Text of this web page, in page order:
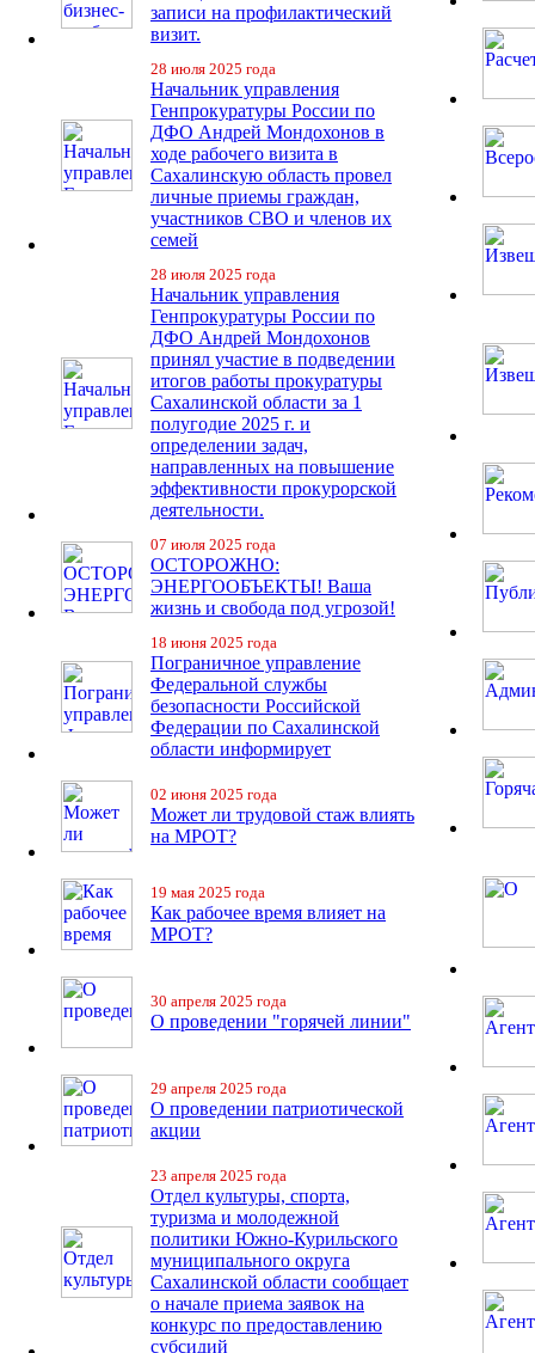
записи на профилактический
визит.
28 июля 2025 года
Начальник управления
Генпрокуратуры России по
ДФО Андрей Мондохонов в
ходе рабочего визита в
Сахалинскую область провел
личные приемы граждан,
участников СВО и членов их
семей
28 июля 2025 года
Начальник управления
Генпрокуратуры России по
ДФО Андрей Мондохонов
принял участие в подведении
итогов работы прокуратуры
Сахалинской области за 1
полугодие 2025 г. и
определении задач,
направленных на повышение
эффективности прокурорской
деятельности.
07 июля 2025 года
ОСТОРОЖНО:
ЭНЕРГООБЪЕКТЫ! Ваша
жизнь и свобода под угрозой!
18 июня 2025 года
Пограничное управление
Федеральной службы
безопасности Российской
Федерации по Сахалинской
области информирует
02 июня 2025 года
Может ли трудовой стаж влиять
на МРОТ?
19 мая 2025 года
Как рабочее время влияет на
МРОТ?
30 апреля 2025 года
О проведении "горячей линии"
29 апреля 2025 года
О проведении патриотической
акции
23 апреля 2025 года
Отдел культуры, спорта,
туризма и молодежной
политики Южно-Курильского
муниципального округа
Сахалинской области сообщает
о начале приема заявок на
конкурс по предоставлению
субсидий